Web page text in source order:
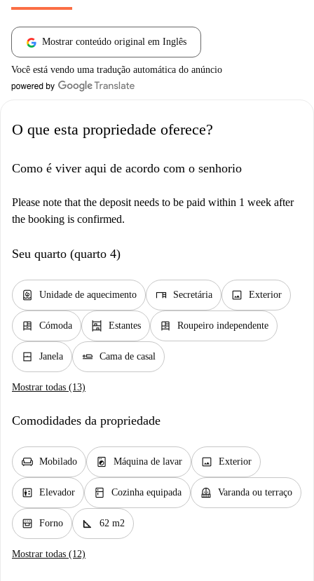
Mostrar conteúdo original em Inglês
Você está vendo uma tradução automática do anúncio
O que esta propriedade oferece?
Como é viver aqui de acordo com o senhorio
Please note that the deposit needs to be paid within 1 week after
the booking is confirmed.
Seu quarto (quarto 4)
water_heater Unidade de aquecimento desk Secretária image Exterior
dresser Cómoda shelves Estantes dresser Roupeiro independente
window_closed Janela airline_seat_flat Cama de casal
Mostrar todas (13)
Comodidades da propriedade
chair Mobilado local_laundry_service Máquina de lavar image Exterior
elevator Elevador kitchen Cozinha equipada balcony Varanda ou terraço
oven_gen Forno square_foot 62 m2
Mostrar todas (12)